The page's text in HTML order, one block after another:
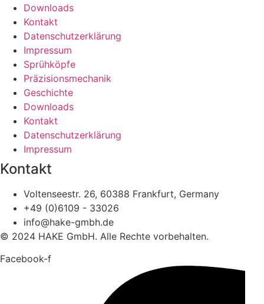
Downloads
Kontakt
Datenschutzerklärung
Impressum
Sprühköpfe
Präzisionsmechanik
Geschichte
Downloads
Kontakt
Datenschutzerklärung
Impressum
Kontakt
Voltenseestr. 26, 60388 Frankfurt, Germany
+49 (0)6109 - 33026
info@hake-gmbh.de
© 2024 HAKE GmbH. Alle Rechte vorbehalten.
Facebook-f